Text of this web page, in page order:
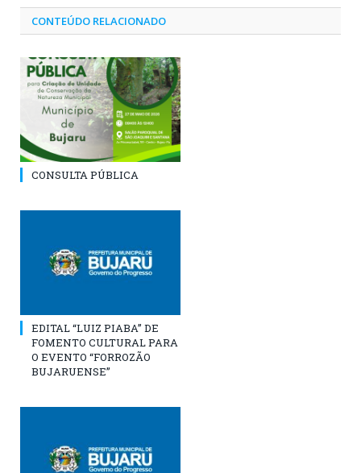
CONTEÚDO RELACIONADO
CONSULTA PÚBLICA
EDITAL “LUIZ PIABA” DE
FOMENTO CULTURAL PARA
O EVENTO “FORROZÃO
BUJARUENSE”